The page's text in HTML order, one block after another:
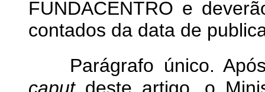
FUNDACENTRO e
contados da data de
Parágrafo único.